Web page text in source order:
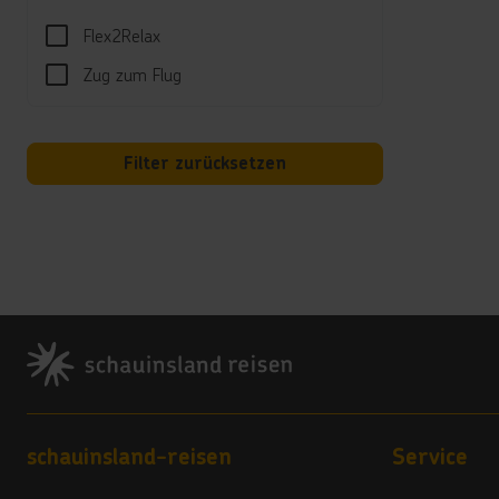
Flex2Relax
Zug zum Flug
Filter zurücksetzen
4
Loro
Footer
Footer navigation
schauinsland-reisen Service